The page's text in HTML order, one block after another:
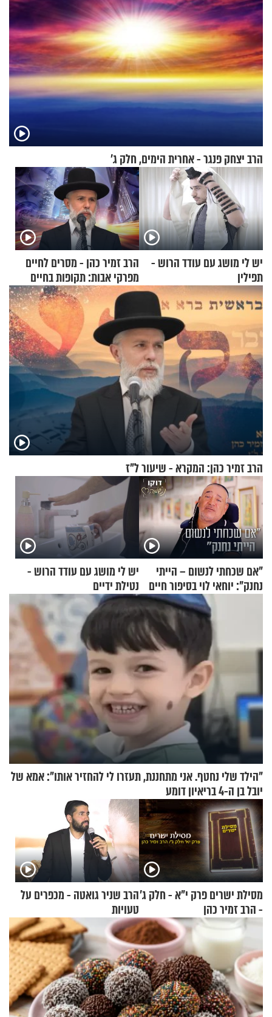
הרב יצחק פנגר - אחרית הימים, חלק ג’
יש לי מושג עם עודד הרוש -
תפילין
הרב זמיר כהן - מסרים לחיים
מפרקי אבות: תקופות בחיים
הרב זמיר כהן: המקרא - שיעור ל"ז
"אם שכחתי לנשום – הייתי
נחנק": יוחאי לוי בסיפור חיים
מעורר השראה
יש לי מושג עם עודד הרוש -
נטילת ידיים
"הילד שלי נחטף. אני מתחננת, תעזרו לי להחזיר אותו": אמא של
יובל בן ה-4 בריאיון דומע
מסילת ישרים פרק י"א - חלק ג’
- הרב זמיר כהן
הרב שניר גואטה - מכפרים על
טעויות